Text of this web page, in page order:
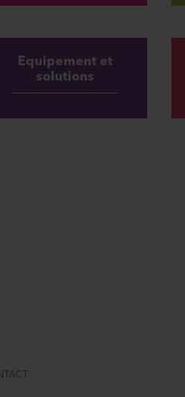
Equipement et
solutions